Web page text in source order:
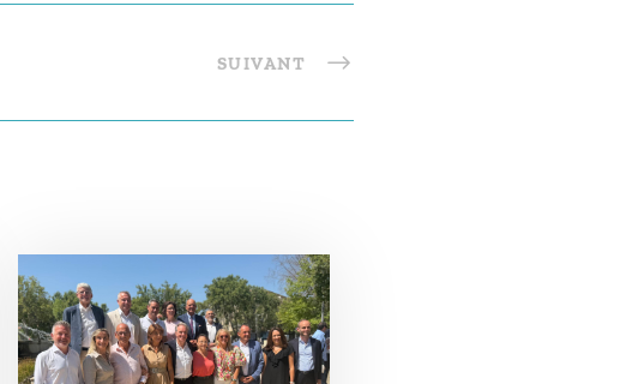
SUIVANT